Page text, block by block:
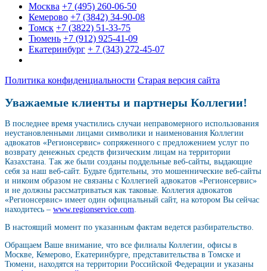
Москва +7 (495) 260-06-50
Кемерово +7 (3842) 34-90-08
Томск +7 (3822) 51-33-75
Тюмень +7 (912) 925-41-09
Екатеринбург + 7 (343) 272-45-07
Политика конфиденциальности Старая версия сайта
Уважаемые клиенты и партнеры Коллегии!
В последнее время участились случаи неправомерного использования
неустановленными лицами символики и наименования Коллегии
адвокатов «Регионсервис» сопряженного с предложением услуг по
возврату денежных средств физическим лицам на территории
Казахстана. Так же были созданы поддельные веб-сайты, выдающие
себя за наш веб-сайт. Будьте бдительны, это мошеннические веб-сайты
и никоим образом не связаны с Коллегией адвокатов «Регионсервис»
и не должны рассматриваться как таковые. Коллегия адвокатов
«Регионсервис» имеет один официальный сайт, на котором Вы сейчас
находитесь – www.regionservice.com
В настоящий момент по указанным фактам ведется разбирательство.
Обращаем Ваше внимание, что все филиалы Коллегии, офисы в
Москве, Кемерово, Екатеринбурге, представительства в Томске и
Тюмени, находятся на территории Российской Федерации и указаны